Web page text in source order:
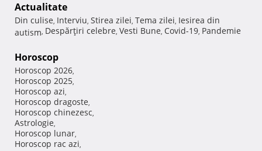
Actualitate
Din culise, Interviu, Stirea zilei, Tema zilei, Iesirea din
autism, Despărţiri celebre, Vesti Bune, Covid-19, Pandemie
Horoscop
Horoscop 2026,
Horoscop 2025,
Horoscop azi,
Horoscop dragoste,
Horoscop chinezesc,
Astrologie,
Horoscop lunar,
Horoscop rac azi,